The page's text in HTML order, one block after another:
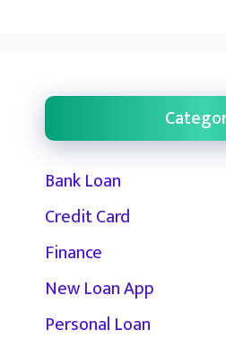
Bank Loan
Credit Card
Finance
New Loan App
Personal Loan